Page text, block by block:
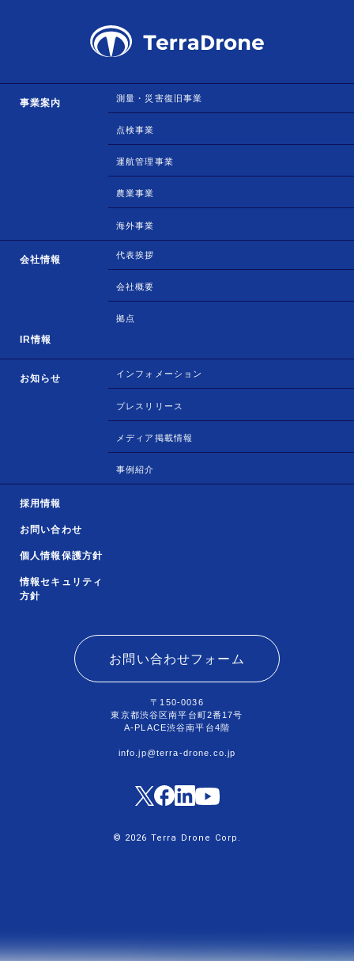
事業案内 測量・災害復旧事業
点検事業
運航管理事業
農業事業
海外事業
会社情報 代表挨拶
会社概要
拠点
IR情報
お知らせ インフォメーション
プレスリリース
メディア掲載情報
事例紹介
採用情報
お問い合わせ
個人情報保護方針
情報セキュリティ
方針
お問い合わせフォーム
〒150-0036
東京都渋谷区南平台町2番17号
A-PLACE渋谷南平台4階
info.jp@terra-drone.co.jp
© 2026 Terra Drone Corp.